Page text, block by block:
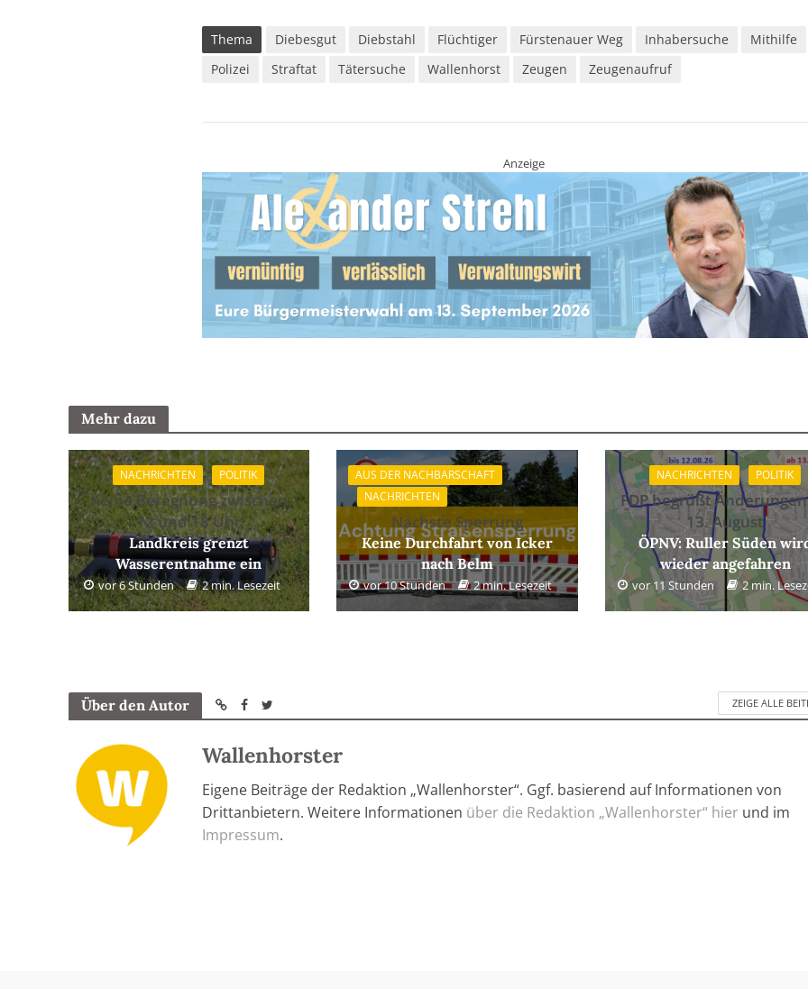
Thema Diebesgut Diebstahl Flüchtiger Fürstenauer Weg Inhabersuche
Mithilfe
Polizei
Straftat Tätersuche Wallenhorst Zeugen Zeugenaufruf
Anzeige
Mehr dazu
NACHRICHTEN POLITIK
Keine Beregnung zwischen
12 und 18 Uhr
Landkreis grenzt
Wasserentnahme ein
vor 6 Stunden 2 min. Lesezeit
AUS DER NACHBARSCHAFT
NACHRICHTEN
Nächste Sperrung
Keine Durchfahrt von Icker
nach Belm
vor 10 Stunden 2 min. Lesezeit
NACHRICHTEN POLITIK
FDP begrüßt
13. August
ÖPNV: Ruller Süden
wieder angefahren
vor 11 Stunden 2 min.
Über den Autor ZEIGE ALLE
Wallenhorster
Eigene Beiträge der Redaktion „Wallenhorster“. Ggf. basierend auf Informationen von
Drittanbietern. Weitere Informationen über die Redaktion „Wallenhorster“ hier und im
Impressum.